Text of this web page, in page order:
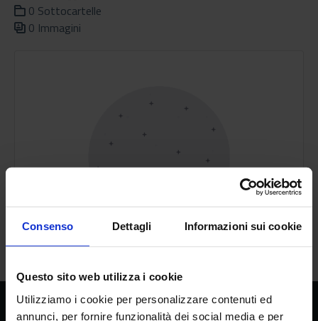
Consenso Dettagli Informazioni sui cookie
Questo sito web utilizza i cookie
Utilizziamo i cookie per personalizzare contenuti ed
annunci, per fornire funzionalità dei social media e per
0 Sottocartelle
0 Immagini